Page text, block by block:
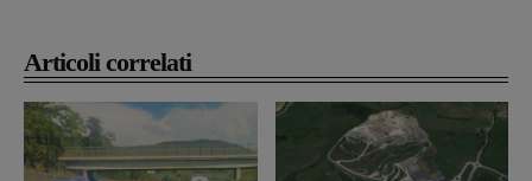
Articoli correlati